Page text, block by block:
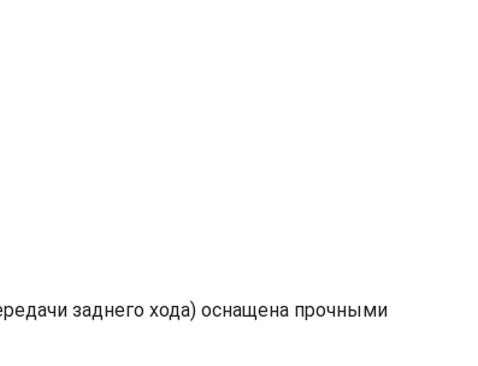
заднего хода) оснащена прочными